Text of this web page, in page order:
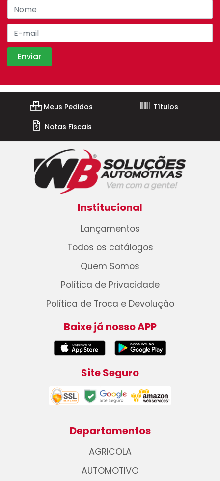
Meus Pedidos
Títulos
Notas Fiscais
Institucional
Lançamentos
Todos os catálogos
Quem Somos
Política de Privacidade
Política de Troca e Devolução
Baixe já nosso APP
Site Seguro
Departamentos
AGRICOLA
AUTOMOTIVO